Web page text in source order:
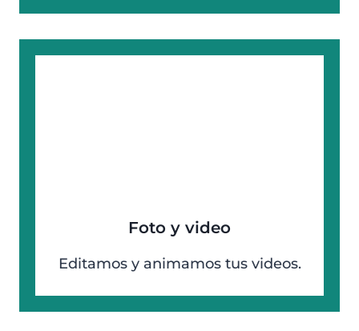
Foto y video
Editamos y animamos tus videos.